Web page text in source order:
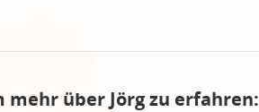
mehr über Jörg zu erfahren: